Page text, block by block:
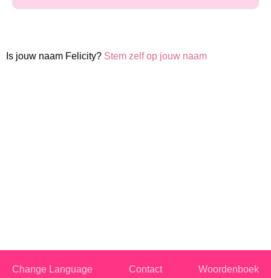
Is jouw naam Felicity? Stem zelf op jouw naam
Change Language Contact Woordenboek